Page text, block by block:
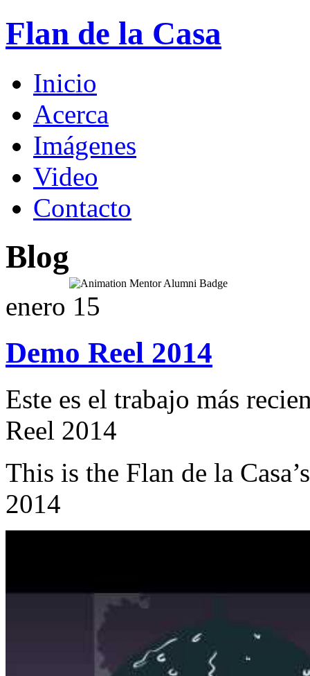
Flan de la Casa
Inicio
Acerca
Imágenes
Video
Contacto
Blog
enero 15
Demo Reel 2014
Este es el trabajo más
Reel 2014
This is the Flan de la
2014